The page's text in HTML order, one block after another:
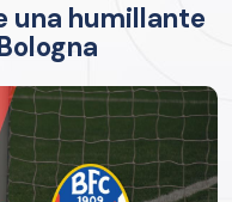
una humillante